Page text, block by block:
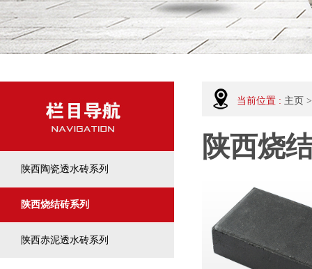
当前位置 : 主页
陕西烧
陕西陶瓷透水砖系列
陕西烧结砖系列
陕西赤泥透水砖系列